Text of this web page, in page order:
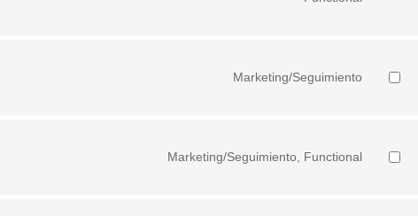
Marketing/Seguimiento
Marketing/Seguimiento, Functional